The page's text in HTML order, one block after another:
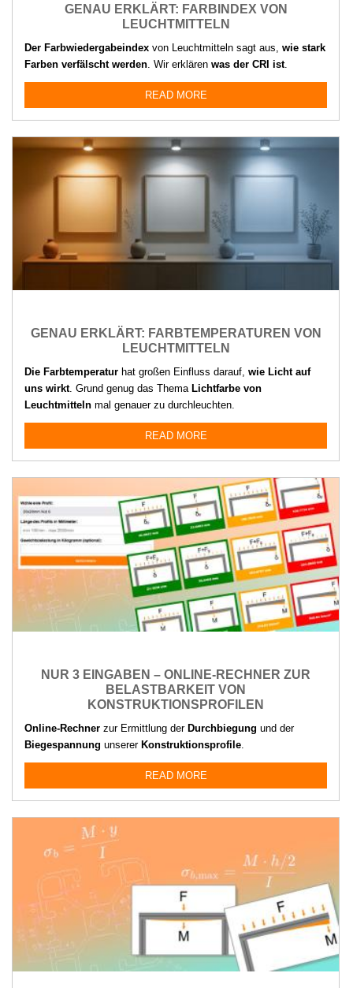
GENAU ERKLÄRT: FARBINDEX VON
LEUCHTMITTELN
Der Farbwiedergabeindex von Leuchtmitteln sagt aus, wie stark
Farben verfälscht werden . Wir erklären was der CRI ist.
READ MORE
GENAU ERKLÄRT: FARBTEMPERATUREN VON
LEUCHTMITTELN
Die Farbtemperatur hat großen Einfluss darauf, wie Licht auf
uns wirkt. Grund genug das Thema Lichtfarbe von
Leuchtmitteln mal genauer zu durchleuchten.
READ MORE
NUR 3 EINGABEN – ONLINE-RECHNER ZUR
BELASTBARKEIT VON
KONSTRUKTIONSPROFILEN
Online-Rechner zur Ermittlung der Durchbiegung und der
Biegespannung unserer Konstruktionsprofile.
READ MORE